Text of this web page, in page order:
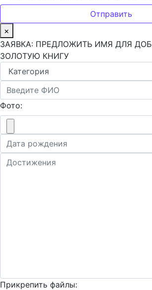
×
ЗАЯВКА: ПРЕДЛОЖИТЬ ИМЯ ДЛЯ
ЗОЛОТУЮ КНИГУ
Фото:
Прикрепить файлы: